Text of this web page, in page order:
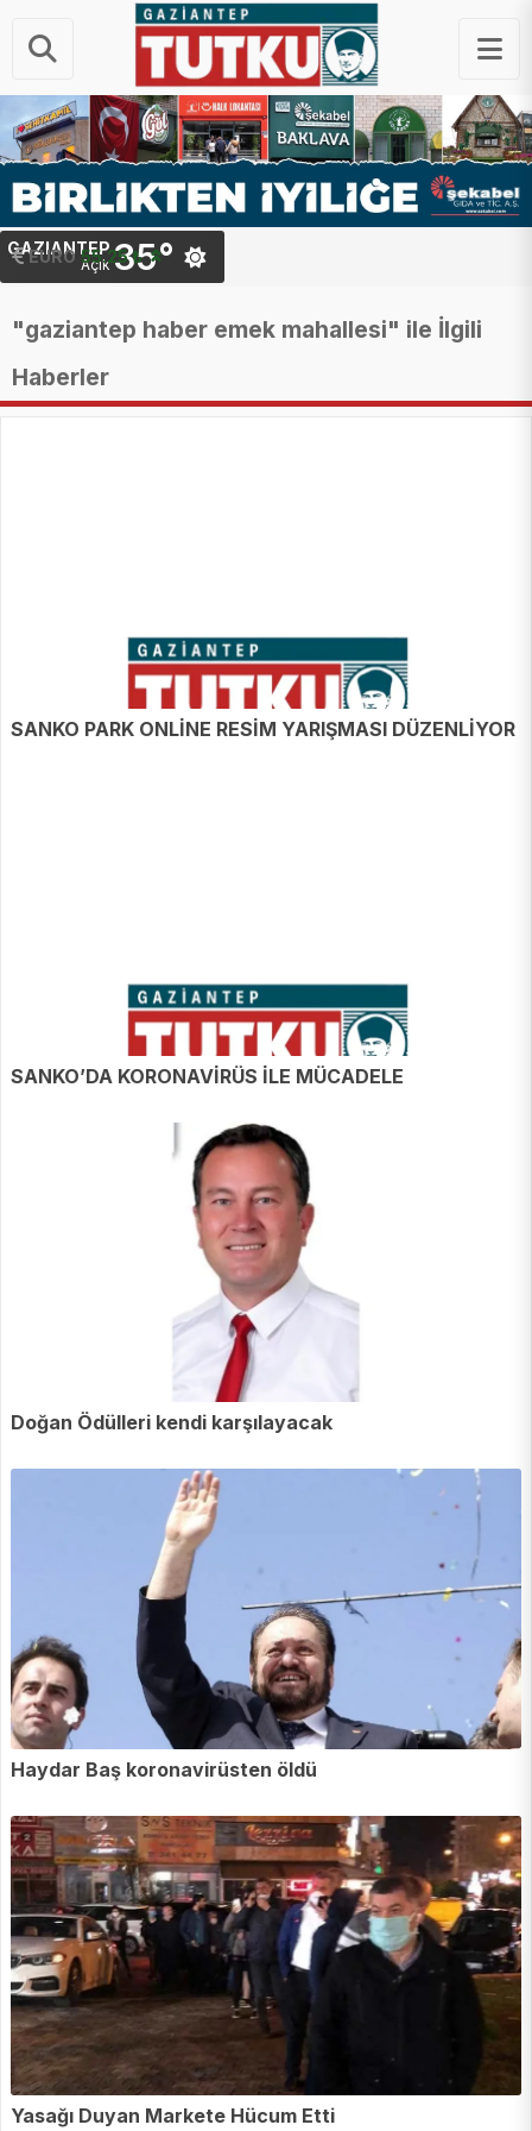
EURO 55.25 ₺
STERLIN 64.48 ₺
GAZIANTEP
Açık35°
"gaziantep haber emek mahallesi" ile İlgili
Haberler
SANKO PARK ONLİNE RESİM YARIŞMASI DÜZENLİYOR
SANKO’DA KORONAVİRÜS İLE MÜCADELE
Doğan Ödülleri kendi karşılayacak
Haydar Baş koronavirüsten öldü
Yasağı Duyan Markete Hücum Etti